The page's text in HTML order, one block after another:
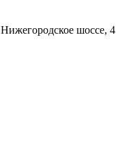
Нижегородское шоссе, 4